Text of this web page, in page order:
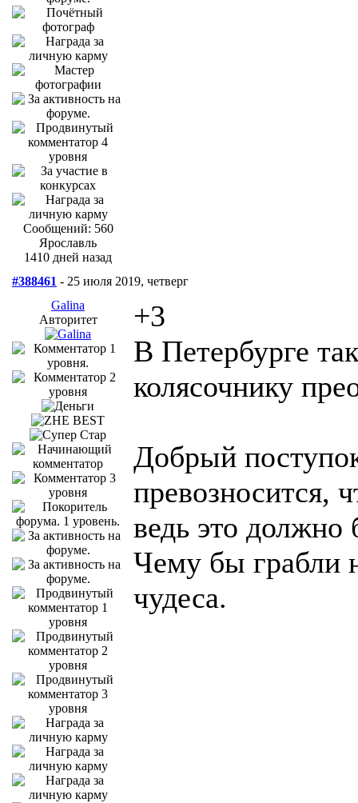
Сообщений: 560
Ярославль
1410 дней назад
#388461 - 25 июля 2019, четверг
Galina
Авторитет
+3
В Петербурге
колясочнику
Добрый
превозносится,
ведь это
Чему бы грабли
чудеса.